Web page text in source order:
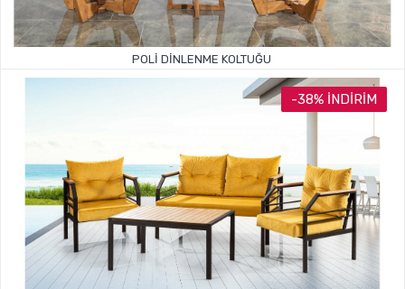
POLI DINLENME KOLTUĞU
-38% İNDIRIM